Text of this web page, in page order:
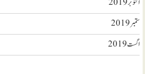
اکتوبر 2019
ستمبر 2019
اگست 2019